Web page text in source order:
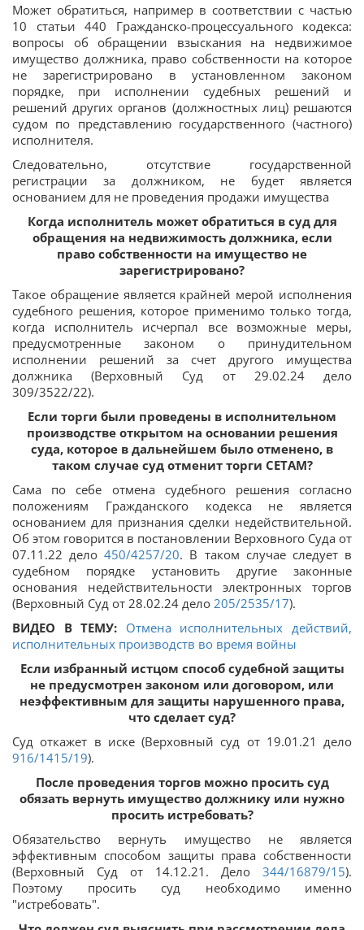
Может обратиться, например в соответствии с частью
10 статьи 440 Гражданско-процессуального кодекса:
вопросы об обращении взыскания на недвижимое
имущество должника, право собственности на которое
не зарегистрировано в установленном законом
порядке, при исполнении судебных решений и
решений других органов (должностных лиц) решаются
судом по представлению государственного (частного)
исполнителя.
Следовательно, отсутствие государственной
регистрации за должником, не будет является
основанием для не проведения продажи имущества
Когда исполнитель может обратиться в суд для
обращения на недвижимость должника, если
право собственности на имущество не
зарегистрировано?
Такое обращение является крайней мерой исполнения
судебного решения, которое применимо только тогда,
когда исполнитель исчерпал все возможные меры,
предусмотренные законом о принудительном
исполнении решений за счет другого имущества
должника (Верховный Суд от 29.02.24 дело
309/3522/22).
Если торги были проведены в исполнительном
производстве открытом на основании решения
суда, которое в дальнейшем было отменено, в
таком случае суд отменит торги СЕТАМ?
Сама по себе отмена судебного решения согласно
положениям Гражданского кодекса не является
основанием для признания сделки недействительной.
Об этом говорится в постановлении Верховного Суда от
07.11.22 дело450/4257/20. В таком случае следует в
судебном порядке установить другие законные
основания недействительности электронных торгов
(Верховный Суд от 28.02.24 дело 205/2535/17).
ВИДЕО В ТЕМУ: Отмена исполнительных действий,
исполнительных производств во время войны
Если избранный истцом способ судебной защиты
не предусмотрен законом или договором, или
неэффективным для защиты нарушенного права,
что сделает суд?
Суд откажет в иске (Верховный суд от 19.01.21 дело
916/1415/19).
После проведения торгов можно просить суд
обязать вернуть имущество должнику или нужно
просить истребовать?
Обязательство вернуть имущество не является
эффективным способом защиты права собственности
(Верховный Суд от 14.12.21. Дело 344/16879/15).
Поэтому просить суд необходимо именно
"истребовать".